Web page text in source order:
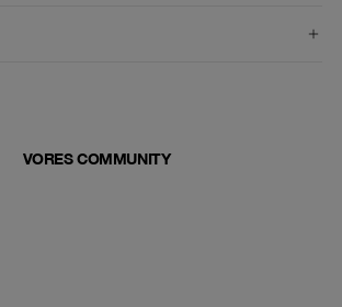
VORES COMMUNITY